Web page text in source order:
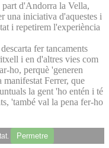
part d'Andorra la Vella,
una iniciativa d'aquestes i
i repetirem l'experiència
fer tancaments
i en d'altres vies com
ho, perquè 'generen
Ferrer, que
la gent 'ho entén i té
'també val la pena fer-ho
Permetre